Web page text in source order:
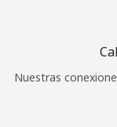
Nuestras